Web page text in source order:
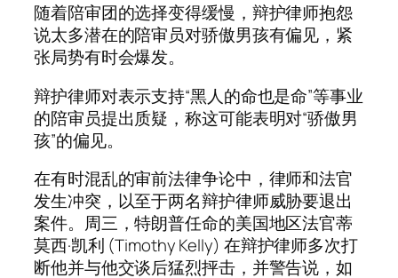
随着陪审团的选择变得缓慢，辩护律师抱怨
说太多潜在的陪审员对骄傲男孩有偏见，紧
张局势有时会爆发。
辩护律师对表示支持“黑人的命也是命”等事业
的陪审员提出质疑，称这可能表明对“骄傲男
孩”的偏见。
在有时混乱的审前法律争论中，律师和法官
发生冲突，以至于两名辩护律师威胁要退出
案件。周三，特朗普任命的美国地区法官蒂
莫西·凯利 (Timothy Kelly) 在辩护律师多次打
断他并与他交谈后猛烈抨击，并警告说，如